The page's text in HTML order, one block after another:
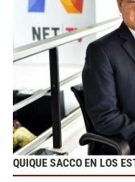
QUIQUE SACCO EN LOS